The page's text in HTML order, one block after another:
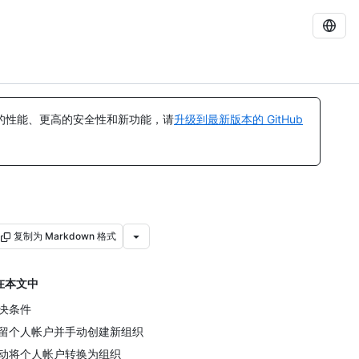
能、更高的安全性和新功能，请升级到最新版本的 GitHub
复制为 Markdown 格式
本文中
条件
个人帐户并手动创建新组织
将个人帐户转换为组织